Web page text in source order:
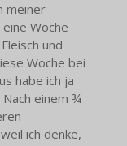
meiner
Woche
und
Woche bei
habe ich ja
einem ¾
ich denke,